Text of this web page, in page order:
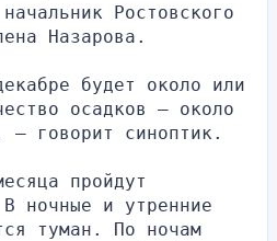
Ростовского
Назарова.
будет около или
осадков — около
— говорит синоптик.
пройдут
ночные и утренние
туман. По ночам